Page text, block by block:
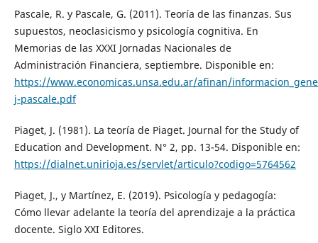
Pascale, R. y Pascale, G. (2011). Teoría de las finanzas. Sus
supuestos, neoclasicismo y psicología cognitiva. En
Memorias de las XXXI Jornadas Nacionales de
Administración Financiera, septiembre. Disponible en:
https://www.economicas.unsa.edu.ar/afinan/
j-pascale.pdf
Piaget, J. (1981). La teoría de Piaget. Journal for the Study of
Education and Development. N° 2, pp. 13-54. Disponible en:
https://dialnet.unirioja.es/servlet/articulo?codigo=5764562
Piaget, J., y Martínez, E. (2019). Psicología y pedagogía:
Cómo llevar adelante la teoría del aprendizaje a la práctica
docente. Siglo XXI Editores.